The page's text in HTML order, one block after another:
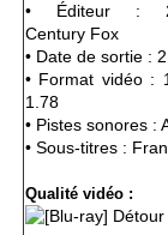
• Éditeur :
Century Fox
• Date de sortie :
• Format vidéo :
1.78
• Pistes sonores :
• Sous-titres :
Qualité vidéo :